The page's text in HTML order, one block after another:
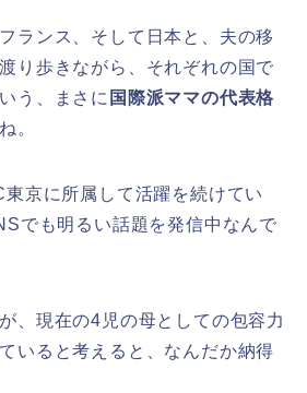
ランス、そして日本と、夫の移
り歩きながら、それぞれの国で
う、まさに 国際派ママの代表格
。
京に所属して活躍を続けてい
でも明るい話題を発信中なんで
、現在の4児の母としての包容力
いると考えると、なんだか納得